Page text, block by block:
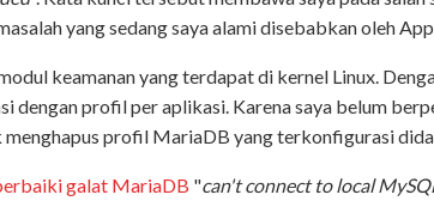
yang sedang saya alami disebabkan oleh
keamanan yang terdapat di kernel Linux.
dengan profil per aplikasi. Karena saya belum
menghapus profil MariaDB yang terkonfigurasi
galat MariaDB "can't connect to local